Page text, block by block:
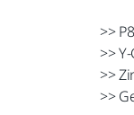
>>
>>
>>
>>